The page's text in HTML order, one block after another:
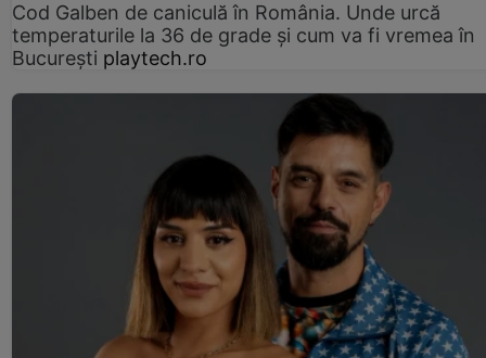
Cod Galben de caniculă în România. Unde urcă
temperaturile la 36 de grade și cum va fi vremea în
București playtech.ro